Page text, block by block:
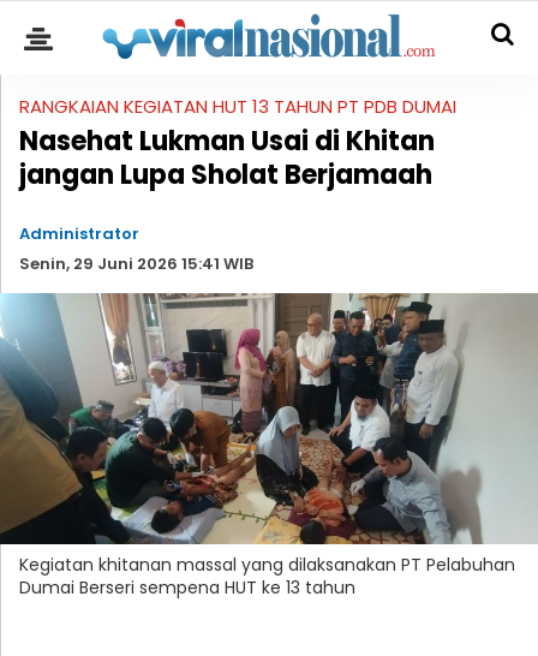
RANGKAIAN KEGIATAN HUT 13 TAHUN PT PDB DUMAI
Nasehat Lukman Usai di Khitan
jangan Lupa Sholat Berjamaah
Administrator
Senin, 29 Juni 2026 15:41 WIB
Kegiatan khitanan massal yang dilaksanakan PT Pelabuhan
Dumai Berseri sempena HUT ke 13 tahun